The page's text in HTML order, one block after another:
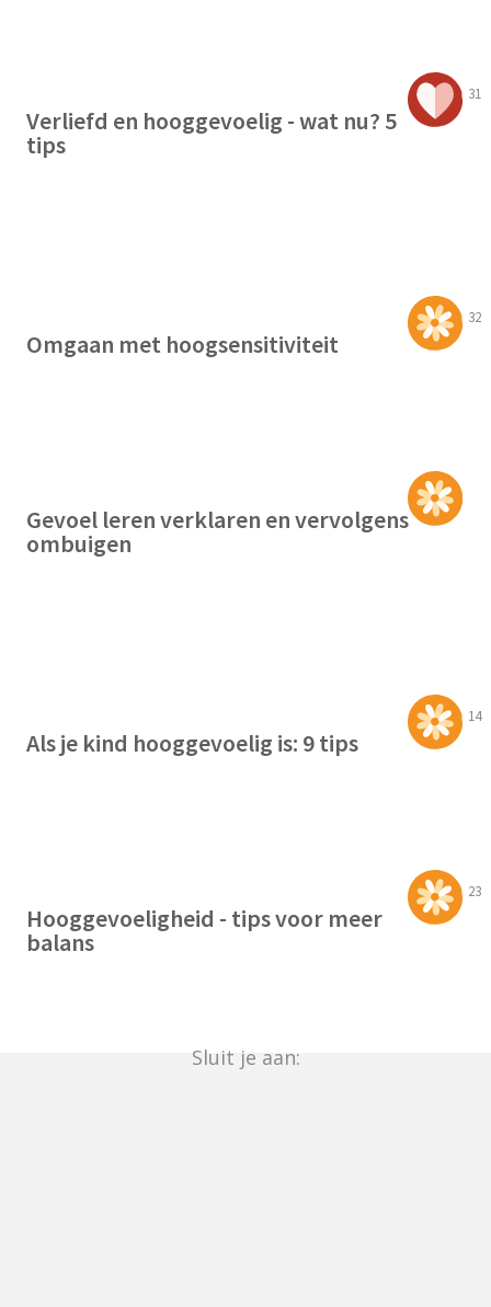
31
Verliefd en hooggevoelig - wat nu? 5
tips
32
Omgaan met hoogsensitiviteit
Gevoel leren verklaren en vervolgens
ombuigen
14
Als je kind hooggevoelig is: 9 tips
23
Hooggevoeligheid - tips voor meer
balans
Sluit je aan: